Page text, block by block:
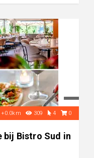
309 4 0
bij Bistro Sud in